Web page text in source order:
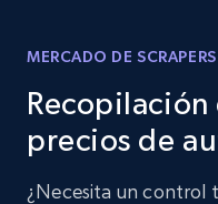
MERCADO DE SCRAPERS
precios de
¿Necesita un control